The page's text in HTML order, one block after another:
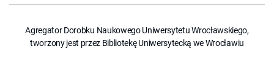
Agregator Dorobku Naukowego Uniwersytetu Wrocławskiego,
tworzony jest przez Bibliotekę Uniwersytecką we Wrocławiu